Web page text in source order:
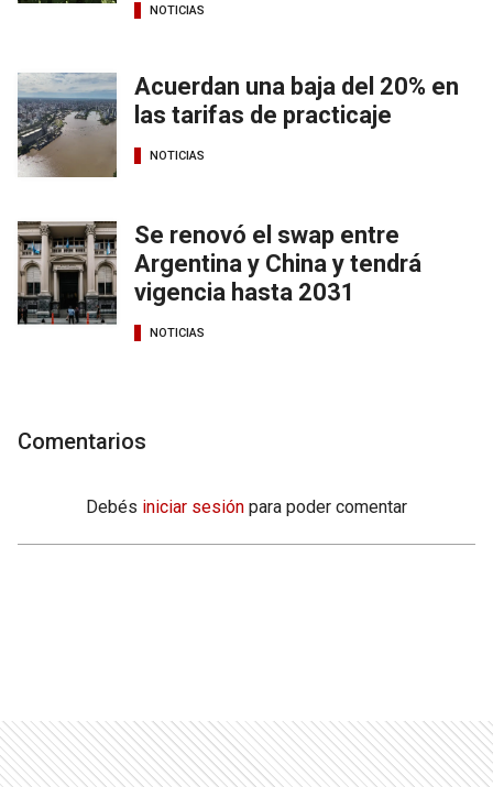
NOTICIAS
Acuerdan una baja del 20% en
las tarifas de practicaje
NOTICIAS
Se renovó el swap entre
Argentina y China y tendrá
vigencia hasta 2031
NOTICIAS
Comentarios
Debés iniciar sesión para poder comentar